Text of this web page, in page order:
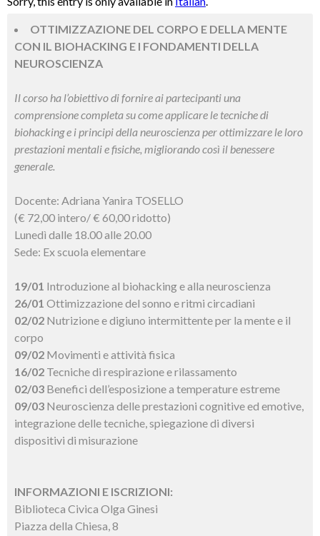
OTTIMIZZAZIONE DEL CORPO E DELLA MENTE
CON IL BIOHACKING E I FONDAMENTI DELLA
NEUROSCIENZA
Il corso ha l’obiettivo di fornire ai partecipanti una
comprensione completa su come applicare le tecniche di
biohacking e i principi della neuroscienza per ottimizzare le loro
prestazioni mentali e fisiche, migliorando così il benessere
generale.
Docente: Adriana Yanira TOSELLO
(€ 72,00 intero/ € 60,00 ridotto)
Lunedì dalle 18.00 alle 20.00
Sede: Ex scuola elementare
19/01 Introduzione al biohacking e alla neuroscienza
26/01 Ottimizzazione del sonno e ritmi circadiani
02/02 Nutrizione e digiuno intermittente per la mente e il
corpo
09/02 Movimenti e attività fisica
16/02 Tecniche di respirazione e rilassamento
02/03 Benefici dell’esposizione a temperature estreme
09/03 Neuroscienza delle prestazioni cognitive ed emotive,
integrazione delle tecniche, spiegazione di diversi
dispositivi di misurazione
INFORMAZIONI E ISCRIZIONI:
Biblioteca Civica Olga Ginesi
Piazza della Chiesa, 8